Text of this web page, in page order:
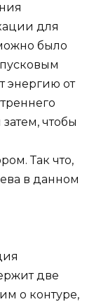
для
было
энергию от
чтобы
Так что,
в данном
две
о контуре,